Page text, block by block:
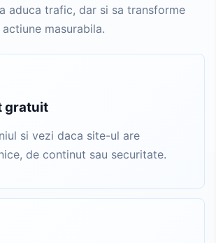
aduca trafic, dar si sa transforme
masurabila.
gratuit
si vezi daca site-ul are
de continut sau securitate.